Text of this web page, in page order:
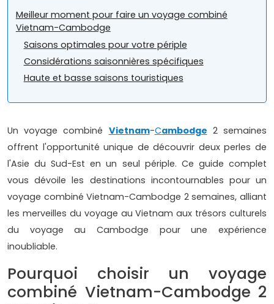
Meilleur moment pour faire un voyage combiné
Vietnam-Cambodge
Saisons optimales pour votre périple
Considérations saisonnières spécifiques
Haute et basse saisons touristiques
Un voyage combiné Vietnam-Cambodge 2 semaines
offrent l'opportunité unique de découvrir deux perles de
l'Asie du Sud-Est en un seul périple. Ce guide complet
vous dévoile les destinations incontournables pour un
voyage combiné Vietnam-Cambodge 2 semaines, alliant
les merveilles du voyage au Vietnam aux trésors culturels
du voyage au Cambodge pour une expérience
inoubliable.
Pourquoi choisir un voyage
combiné Vietnam-Cambodge 2